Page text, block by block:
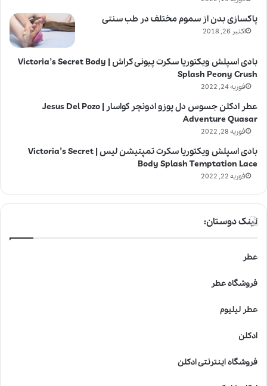
پاکسازی بدن از سموم مختلف در طب سنتی
اکتبر 26, 2018
بادی اسپلش ویکتوریا سکرت پیونی کراش | Victoria’s Secret Body
Splash Peony Crush
فوریه 24, 2022
عطر ادکلن جسوس دل پوزو ادونچر کواسار | Jesus Del Pozo
Adventure Quasar
فوریه 28, 2022
بادی اسپلش ویکتوریا سکرت تمپتیشن لیس | Victoria’s Secret
Body Splash Temptation Lace
فوریه 22, 2022
لینک دوستان:
عطر
فروشگاه عطر
عطر لیلیوم
ادکلن
فروشگاه اینترنتی ادکلن